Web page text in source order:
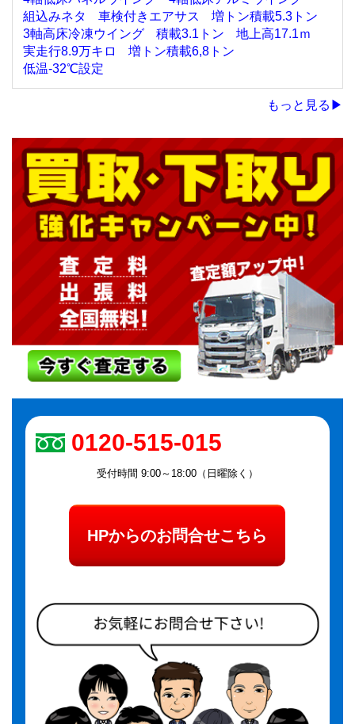
組込みネタ
車検付きエアサス
増トン積載5.3トン
3軸高床冷凍ウイング
積載3.1トン
地上高17.1ｍ
実走行8.9万キロ
増トン積載6,8トン
低温-32℃設定
もっと見る▶
0120-515-015
受付時間 9:00～18:00（日曜除く）
HPからのお問合せこちら